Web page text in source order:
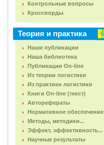
Контрольные вопросы
Кроссворды
Теория и практика
Наши публикации
Наша библиотека
Публикации On-line
Из теории логистики
Из практики логистики
Книги On-line (текст)
Авторефераты
Нормативное обеспечение
Методы, методики...
Эффект, эффективность...
Научные результаты